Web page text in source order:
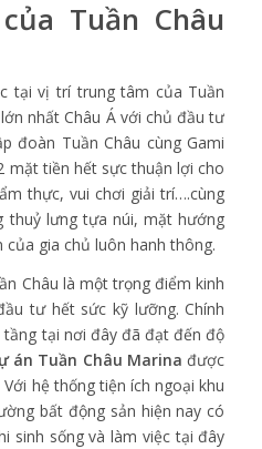
Tuần Châu
tại vị trí trung tâm của Tuần
nhất Châu Á với chủ đầu tư
đoàn Tuần Châu cùng Gami
mặt tiền hết sực thuận lợi cho
thực, vui chơi giải trí….cùng
thuỷ lưng tựa núi, mặt hướng
gia chủ luôn hanh thông.
Châu là một trọng điểm kinh
tư hết sức kỹ lưỡng. Chính
tại nơi đây đã đạt đến độ
án Tuần Châu Marina được
hệ thống tiện ích ngoại khu
bất động sản hiện nay có
sinh sống và làm việc tại đây